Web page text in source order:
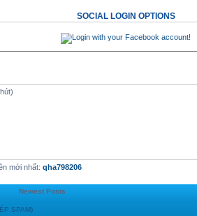
SOCIAL LOGIN OPTIONS
mới nhất: qha798206
Newest Posts
SPAM)